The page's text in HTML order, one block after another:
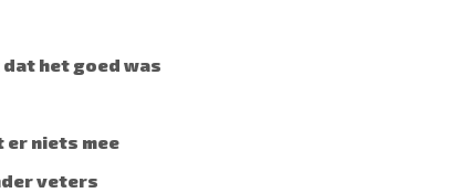
het goed was
er niets mee
veters